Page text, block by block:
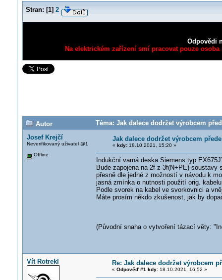
Stran: [1] 2
Odpovědi
Na elektrickém zařízení smí pracovat pouze
Autor
Téma: Jak dalece dodržet výrobcem
Josef Krejčí
Neverifikovaný uživatel @1
Offline
Jak dalece dodržet výrobcem
« kdy:18.10.2021, 15:20 »
Indukční varná deska Siemens typ
Bude zapojena na 2f z 3f(N+PE)
přesně dle jedné z možností v návodu k
jasná zmínka o nutnosti použití orig.
Podle svorek na kabel ve svorkovnici a
Máte prosím někdo zkušenost, jak by
(Původní snaha o vytvoření tázací věty:
Vít Rotrekl Re: Jak dalece dodržet výrobcem
« Odpověď #1 kdy:18.10.2021, 16:52 »